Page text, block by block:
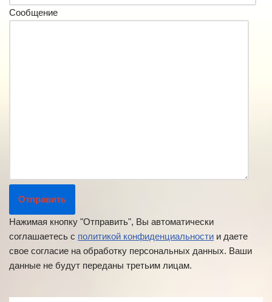
Сообщение
Нажимая кнопку "Отправить", Вы автоматически
соглашаетесь с политикой конфиденциальности и даете
свое согласие на обработку персональных данных. Ваши
данные не будут переданы третьим лицам.